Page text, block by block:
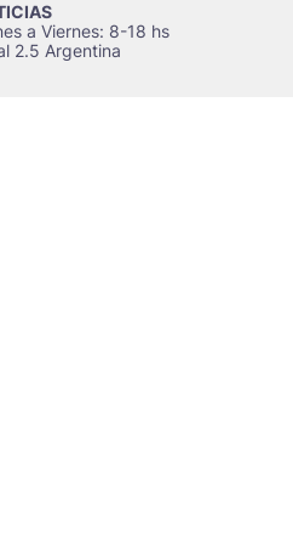
a Viernes: 8-18 hs
2.5 Argentina